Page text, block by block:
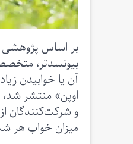
بر اساس پژوهشی
بیونسدتر،
آن یا خوابیدن
میزان خواب هر